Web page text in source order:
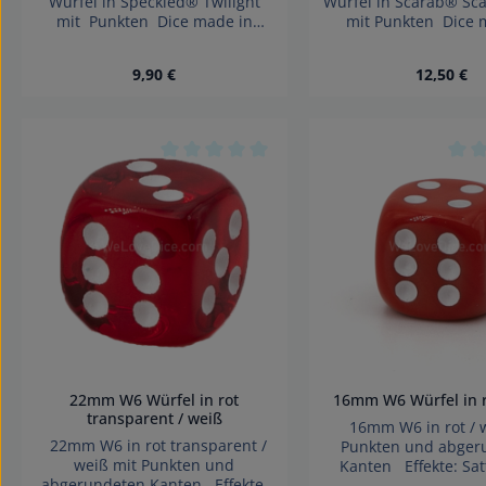
mit Punkten Dice made in
Regulärer Preis:
9,90 €
Produkt Anzahl: Gib den
mit Punkten Dice
Regulärer
12,50 €
Produkt
Durchschnittliche Bewertung von 0 von
22mm W6 Würfel in rot
transparent / weiß
22mm W6 in rot transparent /
weiß mit Punkten und
16mm W6 Würfel in
16mm W6 in rot /
Punkten und
Kanten Effekte: